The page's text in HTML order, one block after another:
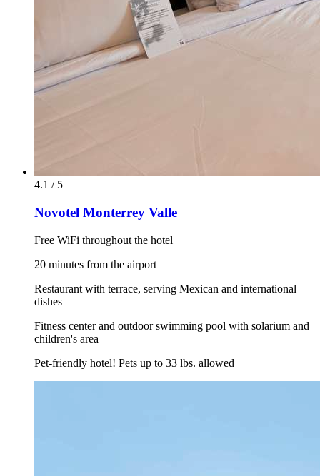
4.1 / 5
Novotel Monterrey Valle
Free WiFi throughout the hotel
20 minutes from the airport
Restaurant with terrace, serving Mexican and international
dishes
Fitness center and outdoor swimming pool with solarium and
children's area
Pet-friendly hotel! Pets up to 33 lbs. allowed